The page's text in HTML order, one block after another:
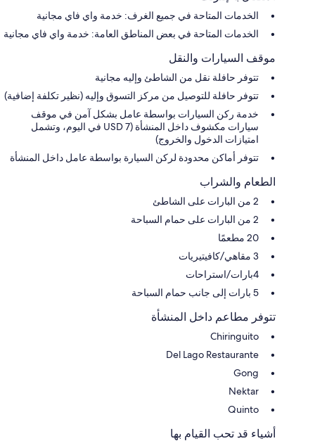
الخدمات المتاحة في جميع الغرف: خدمة واي فاي مجانية
الخدمات المتاحة في بعض المناطق العامة: خدمة واي فاي مجانية
موقف السيارات والنقل
تتوفر حافلة نقل من الشاطئ وإليه مجانية
تتوفر حافلة للتوصيل من مركز التسوق وإليه (نظير تكلفة إضافية)
خدمة ركن السيارات بواسطة عامل بشكل آمن في موقف
سيارات مكشوف داخل المنشأة (USD 7 في اليوم، وتشمل
امتيازات الدخول والخروج)
تتوفر أماكن محدودة لركن السيارة بواسطة عامل داخل المنشأة
الطعام والشراب
2 من البارات على الشاطئ
2 من البارات على حمام السباحة
20 مطعمًا
3 مقاهي/كافيتيريات
4بارات/استراحات
5 بارات إلى جانب حمام السباحة
تتوفر مطاعم داخل المنشأة
Chiringuito
Del Lago Restaurante
Gong
Nektar
Quinto
أشياء قد تحب القيام بها